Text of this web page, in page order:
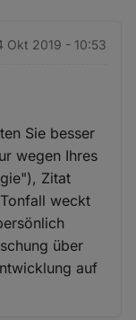
Okt 2019 - 10:53
Sie besser
wegen Ihres
Zitat
weckt
über
auf